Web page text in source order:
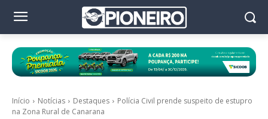
Início Notícias Destaques
Polícia Civil prende suspeito de estupro
na Zona Rural de Canarana